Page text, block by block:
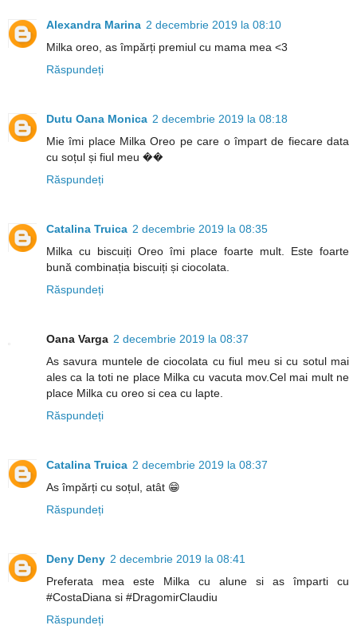
Alexandra Marina 2 decembrie 2019 la 08:10
Milka oreo, as împărți premiul cu mama mea <3
Răspundeți
Dutu Oana Monica 2 decembrie 2019 la 08:18
Mie îmi place Milka Oreo pe care o împart de fiecare data
cu soțul și fiul meu ��
Răspundeți
Catalina Truica 2 decembrie 2019 la 08:35
Milka cu biscuiți Oreo îmi place foarte mult. Este foarte
bună combinația biscuiți și ciocolata.
Răspundeți
Oana Varga 2 decembrie 2019 la 08:37
As savura muntele de ciocolata cu fiul meu si cu sotul mai
ales ca la toti ne place Milka cu vacuta mov.Cel mai mult ne
place Milka cu oreo si cea cu lapte.
Răspundeți
Catalina Truica 2 decembrie 2019 la 08:37
As împărți cu soțul, atât 😁
Răspundeți
Deny Deny 2 decembrie 2019 la 08:41
Preferata mea este Milka cu alune si as împarti cu
#CostaDiana si #DragomirClaudiu
Răspundeți